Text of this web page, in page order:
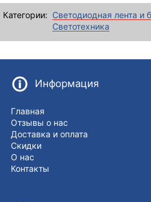
Категории: Светодиодная лента и
Светотехника
Информация
Главная
Отзывы о нас
Доставка и оплата
Скидки
О нас
Контакты